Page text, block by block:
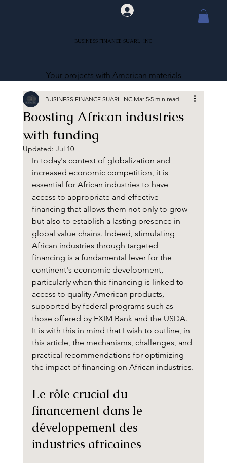
BUSINESS FINANCE SUARL, INC.
Your projects with American materials
Boosting African industries
with funding
BUSINESS FINANCE SUARL INC Mar 5 5 min read
Updated: Jul 10
In today's context of globalization and
increased economic competition, it is
essential for African industries to have
access to appropriate and effective
financing that allows them not only to grow
but also to establish a lasting presence in
global value chains. Indeed, stimulating
African industries through targeted
financing is a fundamental lever for the
continent's economic development,
particularly when this financing is linked to
access to quality American products,
supported by federal programs such as
those offered by EXIM Bank and the USDA.
It is with this in mind that I wish to outline, in
this article, the mechanisms, challenges, and
practical recommendations for optimizing
the impact of financing on African industries.
Le rôle crucial du
financement dans le
développement des
industries africaines